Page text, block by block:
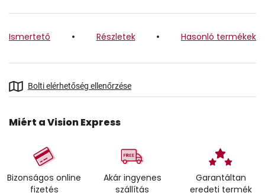
Ismertető Részletek Hasonló termékek
Bolti elérhetőség ellenőrzése
Miért a Vision Express
Bizonságos online
fizetés
Akár ingyenes
szállítás
Garantáltan
eredeti termék